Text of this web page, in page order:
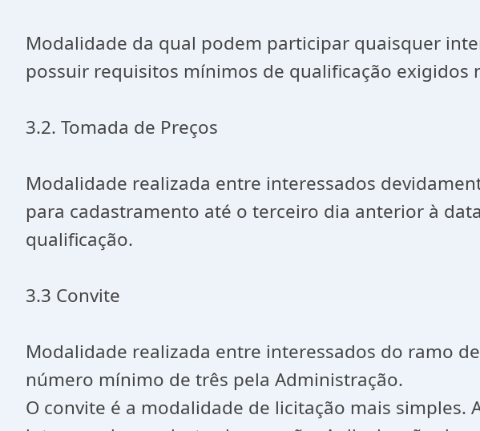
Modalidade da qual podem participar quaisquer
possuir requisitos mínimos de qualificação
3.2. Tomada de Preços
Modalidade realizada entre interessados
para cadastramento até o terceiro dia anterior à
qualificação.
3.3 Convite
Modalidade realizada entre interessados do ramo
número mínimo de três pela Administração.
O convite é a modalidade de licitação mais simples.